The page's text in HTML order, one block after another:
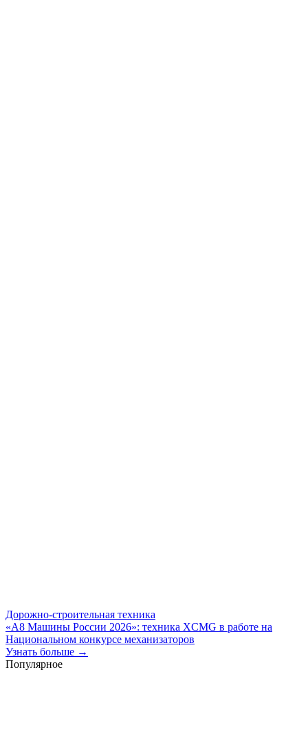
Дорожно-строительная техника
«А8 Машины России 2026»: техника XCMG в работе на
Национальном конкурсе механизаторов
Узнать больше →
Популярное